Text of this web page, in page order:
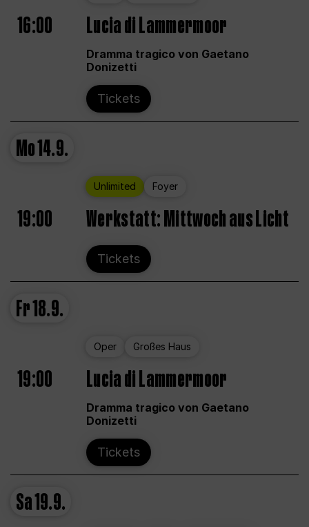
16:00 Lucia di Lammermoor
Dramma tragico von Gaetano
Donizetti
Tickets
Mo14.9.
Unlimited Foyer
19:00 Werkstatt: Mittwoch aus Licht
Tickets
Fr18.9.
Oper Großes Haus
19:00 Lucia di Lammermoor
Dramma tragico von Gaetano
Donizetti
Tickets
Sa19.9.